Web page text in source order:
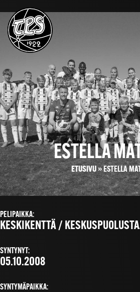
ESTELLA
ETUSIVU»ESTELLA
PELIPAIKKA:
KESKIKENTTÄ /
SYNTYNYT:
05.10.2008
SYNTYMÄPAIKKA: